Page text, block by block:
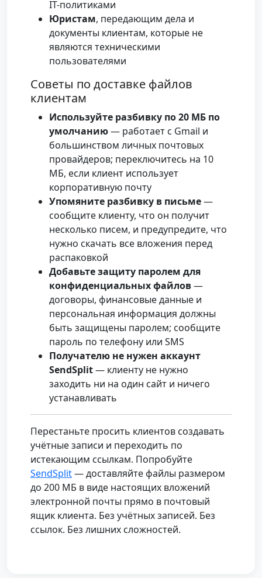
IT-политиками
Юристам, передающим дела и
документы клиентам, которые не
являются техническими
пользователями
Советы по доставке файлов
клиентам
Используйте разбивку по 20 МБ по
умолчанию— работает с Gmail и
большинством личных почтовых
провайдеров; переключитесь на 10
МБ, если клиент использует
корпоративную почту
Упомяните разбивку в письме—
сообщите клиенту, что он получит
несколько писем, и предупредите, что
нужно скачать все вложения перед
распаковкой
Добавьте защиту паролем для
конфиденциальных файлов—
договоры, финансовые данные и
персональная информация должны
быть защищены паролем; сообщите
пароль по телефону или SMS
Получателю не нужен аккаунт
SendSplit— клиенту не нужно
заходить ни на один сайт и ничего
устанавливать
Перестаньте просить клиентов создавать
учётные записи и переходить по
истекающим ссылкам. Попробуйте
SendSplit— доставляйте файлы размером
до 200 МБ в виде настоящих вложений
электронной почты прямо в почтовый
ящик клиента. Без учётных записей. Без
ссылок. Без лишних сложностей.